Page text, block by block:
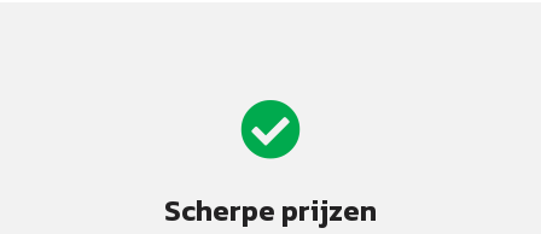
Scherpe prijzen